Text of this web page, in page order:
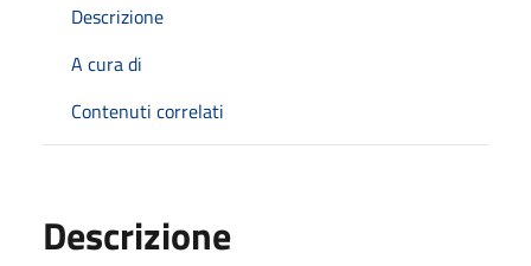
Descrizione
A cura di
Contenuti correlati
Descrizione